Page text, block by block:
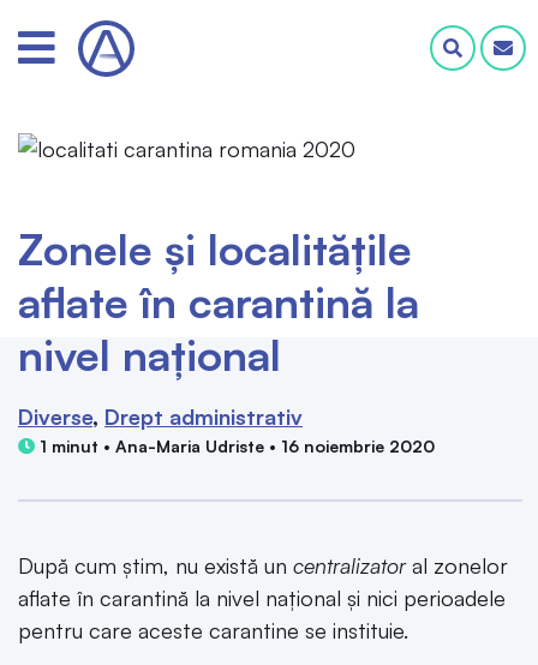
Zonele și localitățile
aflate în carantină la
nivel național
Diverse Drept administrativ
1 minut • Ana-Maria Udriste • 16 noiembrie 2020
După cum știm, nu există un centralizatoral zonelor
aflate în carantină la nivel național și nici perioadele
pentru care aceste carantine se instituie.